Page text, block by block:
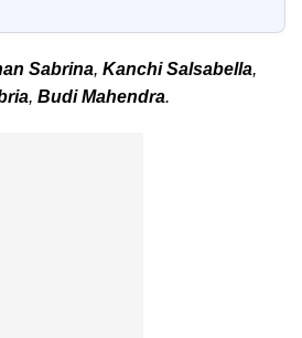
Sabrina, Kanchi Salsabella,
, Budi Mahendra.